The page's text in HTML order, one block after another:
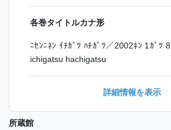
各巻タイトルカナ形
ﾆｾﾝﾆﾈﾝ ｲﾁｶﾞﾂ ﾊﾁｶﾞﾂ／2002ﾈﾝ 1ｶﾞﾂ
ichigatsu hachigatsu
詳細情報を表示
所蔵館